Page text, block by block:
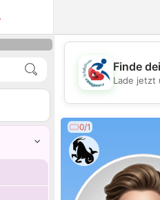
Finde
Lade jetzt
0/1